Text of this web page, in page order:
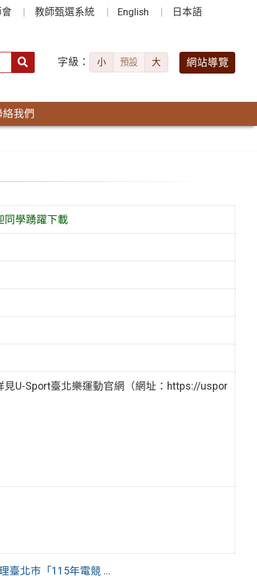
教師甄選系統 English 日本語
字級： 小 預設 大 網站導覽
絡我們
同學踴躍下載
U-Sport臺北樂運動官網（網址：https://uspor
臺北市「115年電競 ...